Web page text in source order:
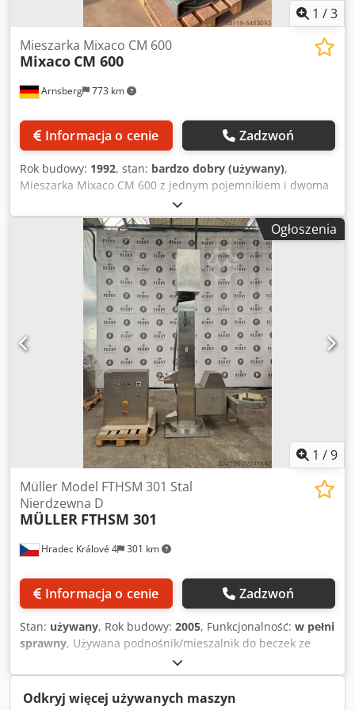
1 /3
Arnsberg 773 km
Mieszarka Mixaco CM 600
Mixaco CM 600
Informacja o cenie Zadzwoń
Rok budowy: 1992, stan: bardzo dobry (używany),
Mieszarka Mixaco CM 600 z jednym pojemnikiem i dwoma
dodatkowymi podwoziami. Mieszalnik był używany do
mieszania pigmentów, jest w dobrym stanie i gotowy do
użycia. Wyprodukowano: 1992 Dedpehgixzofx Aivock
Mieszalnik można obejrzeć w naszym magazynie 59823
Ogłoszenia
1 /9
Hradec Králové 4 301 km
Müller Model FTHSM 301 Stal
Nierdzewna D
MÜLLER FTHSM 301
Informacja o cenie Zadzwoń
Stan: używany, Rok budowy: 2005, Funkcjonalność: w pełni
sprawny, Używana podnośnik/mieszalnik do beczek ze
stali nierdzewnej Muller model FTHSM 301. Przeznaczony
do mieszania, podnoszenia, odwracania i obracania
różnych typów beczek. Całkowita wysokość kolumny to 3400
Odkryj więcej używanych maszyn